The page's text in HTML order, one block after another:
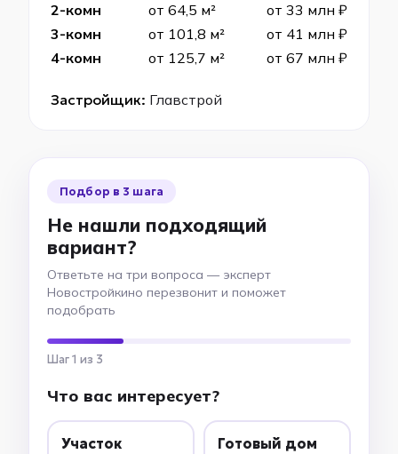
2-комн от 64,5 м²
от 33 млн ₽
3-комн
от 101,8 м²
от 41 млн ₽
4-комн
от 125,7 м² от 67 млн ₽
Застройщик: Главстрой
Подбор в 3 шага
Не нашли подходящий
вариант?
Ответьте на три вопроса — эксперт
Новостройкино перезвонит и поможет
подобрать
Шаг 1 из 3
Что вас интересует?
Участок Готовый дом